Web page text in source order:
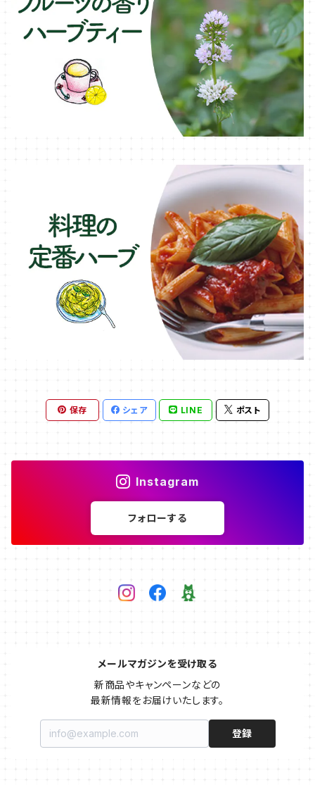
保存 シェア LINE ポスト
Instagram
フォローする
メールマガジンを受け取る
新商品やキャンペーンなどの
最新情報をお届けいたします。
登録